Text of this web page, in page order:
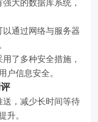
通过网络与服务器
了多种安全措施，
户信息安全。
，减少长时间等待
。